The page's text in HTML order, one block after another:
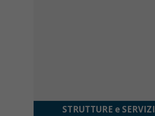
STRUTTURE e SERVIZI